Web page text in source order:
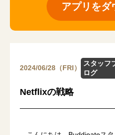
アプリをダ
2024/06/28（FRI）
スタッフ
ログ
Netflixの戦略